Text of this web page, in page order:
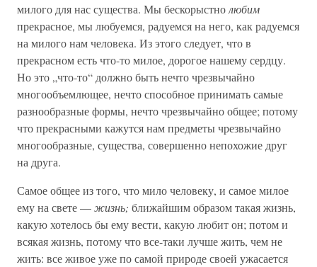
милого для нас существа. Мы бескорыстнолюбим
прекрасное, мы любуемся, радуемся на него, как радуемся
на милого нам человека. Из этого следует, что в
прекрасном есть что-то милое, дорогое нашему сердцу.
Но это „что-то“ должно быть нечто чрезвычайно
многообъемлющее, нечто способное принимать самые
разнообразные формы, нечто чрезвычайно общее; потому
что прекрасными кажутся нам предметы чрезвычайно
многообразные, существа, совершенно непохожие друг
на друга.
Самое общее из того, что мило человеку, и самое милое
ему на свете —жизнь; ближайшим образом такая жизнь,
какую хотелось бы ему вести, какую любит он; потом и
всякая жизнь, потому что все-таки лучше жить, чем не
жить: все живое уже по самой природе своей ужасается